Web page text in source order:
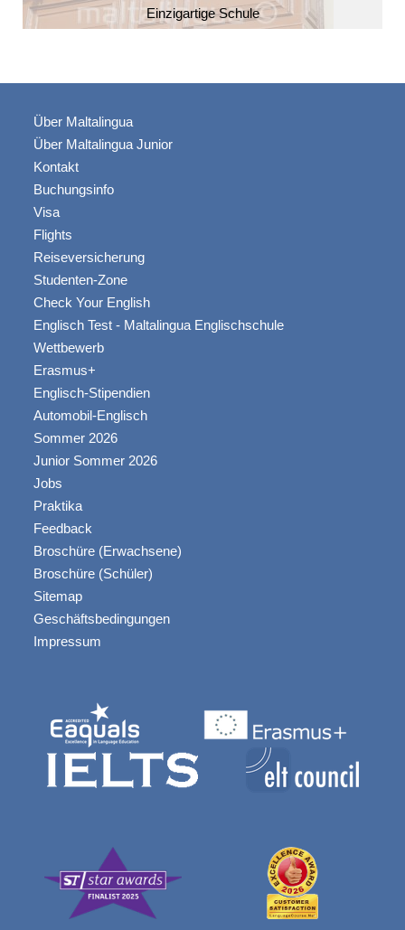
Einzigartige Schule
Über Maltalingua
Über Maltalingua Junior
Kontakt
Buchungsinfo
Visa
Flights
Reiseversicherung
Studenten-Zone
Check Your English
Englisch Test - Maltalingua Englischschule
Wettbewerb
Erasmus+
Englisch-Stipendien
Automobil-Englisch
Sommer 2026
Junior Sommer 2026
Jobs
Praktika
Feedback
Broschüre (Erwachsene)
Broschüre (Schüler)
Sitemap
Geschäftsbedingungen
Impressum